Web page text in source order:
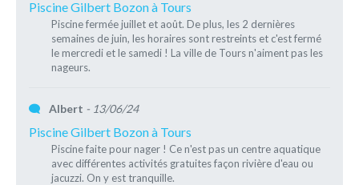
Piscine Gilbert Bozon à Tours
Piscine fermée juillet et août. De plus, les 2 dernières
semaines de juin, les horaires sont restreints et c'est fermé
le mercredi et le samedi ! La ville de Tours n'aiment pas les
nageurs.
Albert - 13/06/24
Piscine Gilbert Bozon à Tours
Piscine faite pour nager ! Ce n'est pas un centre aquatique
avec différentes activités gratuites façon rivière d'eau ou
jacuzzi. On y est tranquille.